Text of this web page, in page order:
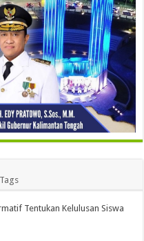
Tags
Tentukan Kelulusan Siswa